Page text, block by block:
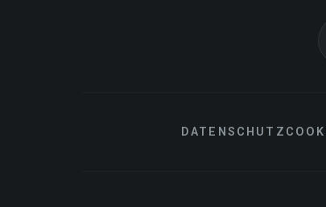
DATENSCHUTZ